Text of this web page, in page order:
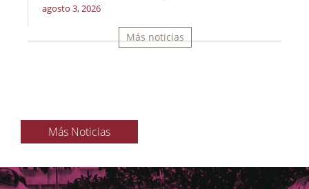
agosto 3, 2026
Más noticias
Más Noticias